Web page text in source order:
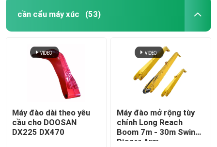
cần cẩu máy xúc (53)
Máy đào dài theo yêu
cầu cho DOOSAN
DX225 DX470
Máy đào mở rộng tùy
chỉnh Long Reach
Boom 7m - 30m Swing
Digger Arm